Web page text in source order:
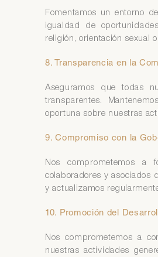
Fomentamos un entorno
igualdad de
religión, orientación sexual
8. Transparencia en la
Aseguramos que todas
transparentes.
oportuna sobre nuestras
9. Compromiso con la
Nos comprometemos a
colaboradores y asociados
y actualizamos
10. Promoción del
Nos comprometemos a
nuestras actividades